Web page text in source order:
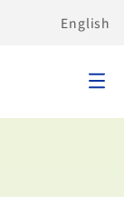
English